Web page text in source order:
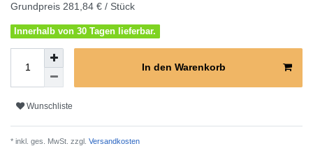
Grundpreis 281,84 € / Stück
Innerhalb von 30 Tagen lieferbar.
In den Warenkorb
Wunschliste
* inkl. ges. MwSt. zzgl. Versandkosten